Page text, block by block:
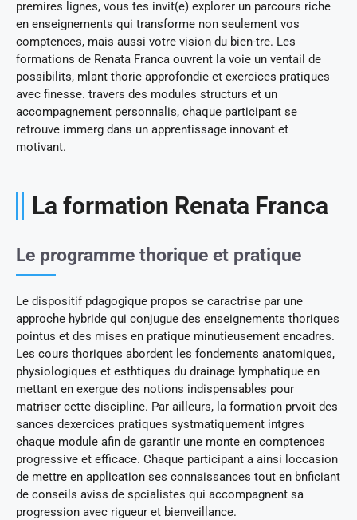
premires lignes, vous tes invit(e) explorer un parcours riche
en enseignements qui transforme non seulement vos
comptences, mais aussi votre vision du bien-tre. Les
formations de Renata Franca ouvrent la voie un ventail de
possibilits, mlant thorie approfondie et exercices pratiques
avec finesse. travers des modules structurs et un
accompagnement personnalis, chaque participant se
retrouve immerg dans un apprentissage innovant et
motivant.
La formation Renata Franca
Le programme thorique et pratique
Le dispositif pdagogique propos se caractrise par une
approche hybride qui conjugue des enseignements thoriques
pointus et des mises en pratique minutieusement encadres.
Les cours thoriques abordent les fondements anatomiques,
physiologiques et esthtiques du drainage lymphatique en
mettant en exergue des notions indispensables pour
matriser cette discipline. Par ailleurs, la formation prvoit des
sances dexercices pratiques systmatiquement intgres
chaque module afin de garantir une monte en comptences
progressive et efficace. Chaque participant a ainsi loccasion
de mettre en application ses connaissances tout en bnficiant
de conseils aviss de spcialistes qui accompagnent sa
progression avec rigueur et bienveillance.